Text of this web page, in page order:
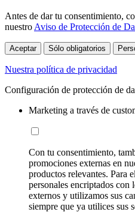
Antes de dar tu consentimiento,
nuestro Aviso de Protección de
Aceptar Sólo obligatorios
Nuestra política de privacidad
Configuración de protección de
Marketing a través de
Con tu consentimiento,
promociones externas en
productos relevantes. Para
personales encriptados con
externos y utilizamos sus
siempre que ya utilices sus